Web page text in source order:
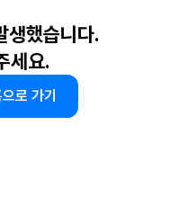
생했습니다.
세요.
로 가기